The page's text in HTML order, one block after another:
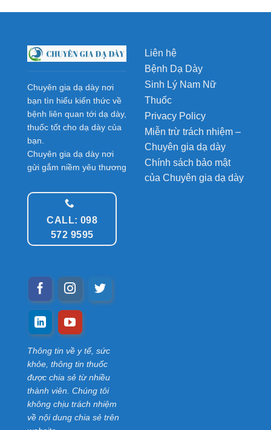
Chuyên gia dạ dày nơi
bạn tìn hiểu kiến thức về
bệnh liên quan tới dạ dày,
thuốc tốt cho dạ dày của
bạn.
Chuyên gia dạ dày nơi
gửi gắm niềm yêu thương
CALL: 098
572 9595
Liên hệ
Bệnh Dạ Dày
Sinh Lý Nam Nữ
Thuốc
Privacy Policy
Miễn trừ trách nhiệm –
Chuyên gia dạ dày
Chính sách bảo mật
của Chuyên gia dạ dày
Thông tin về y tế, sức
khỏe, thông tin thuốc
được chia sẻ từ nhiều
thành viên. Chúng tôi
không chịu trách nhiệm
về nội dung chia sẻ trên